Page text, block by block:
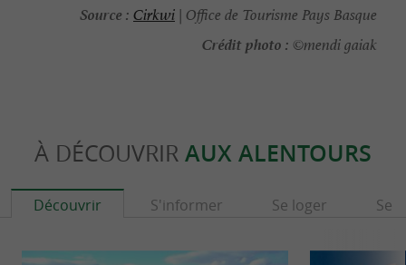
Source : Cirkwi | Office de Tourisme Pays Basque
Crédit photo : ©mendi gaiak
À DÉCOUVRIR AUX ALENTOURS
Découvrir S'informer Se loger Se